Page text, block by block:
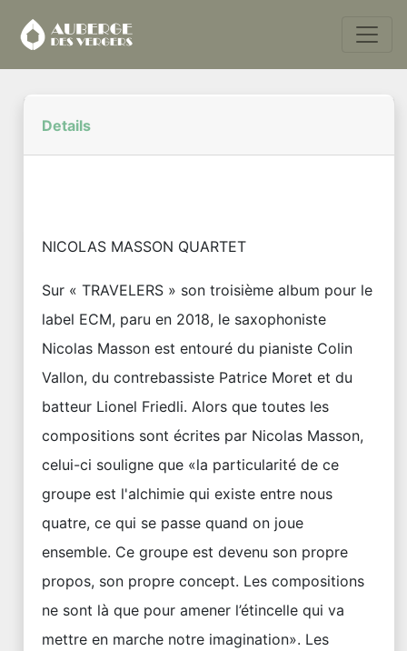
Details
NICOLAS MASSON QUARTET
Sur « TRAVELERS » son troisième album pour le
label ECM, paru en 2018, le saxophoniste
Nicolas Masson est entouré du pianiste Colin
Vallon, du contrebassiste Patrice Moret et du
batteur Lionel Friedli. Alors que toutes les
compositions sont écrites par Nicolas Masson,
celui-ci souligne que «la particularité de ce
groupe est l'alchimie qui existe entre nous
quatre, ce qui se passe quand on joue
ensemble. Ce groupe est devenu son propre
propos, son propre concept. Les compositions
ne sont là que pour amener l’étincelle qui va
mettre en marche notre imagination». Les